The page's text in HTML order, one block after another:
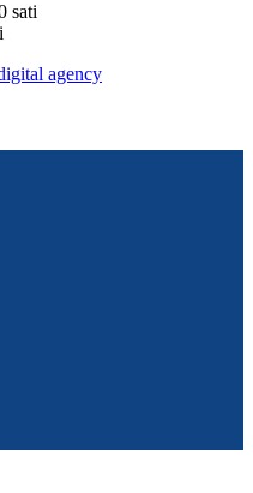
sati
agency